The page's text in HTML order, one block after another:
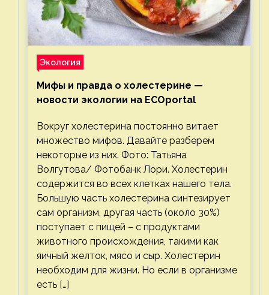
Экология
Мифы и правда о холестерине —
новости экологии на ECOportal
Вокруг холестерина постоянно витает
множество мифов. Давайте разберем
некоторые из них. Фото: Татьяна
Волгутова/ Фотобанк Лори. Холестерин
содержится во всех клетках нашего тела.
Большую часть холестерина синтезирует
сам организм, другая часть (около 30%)
поступает с пищей – с продуктами
животного происхождения, такими как
яичный желток, мясо и сыр. Холестерин
необходим для жизни. Но если в организме
есть […]